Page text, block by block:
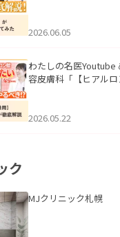
2026.06.05
わたしの名医Youtube
容皮膚科「【ヒアル
た。
2026.05.22
ク
MJクリニック札幌